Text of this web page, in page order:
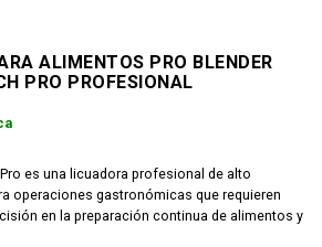
ALIMENTOS PRO BLENDER
PRO PROFESIONAL
Pro es una licuadora profesional de alto
operaciones gastronómicas que requieren
en la preparación continua de alimentos y